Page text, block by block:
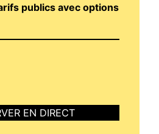
publics avec options
EN DIRECT